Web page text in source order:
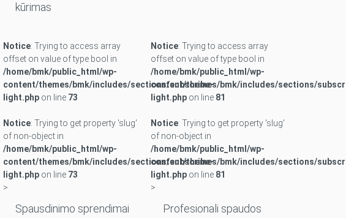
kūrimas
Notice: Trying to access array
offset on value of type bool in
/home/bmk/public_html/wp-
content/themes/bmk/includes/sections/subscribe-
light.phpon line 73
Notice: Trying to get property 'slug'
of non-object in
/home/bmk/public_html/wp-
content/themes/bmk/includes/sections/subscribe-
light.phpon line 73
>
Spausdinimo sprendimai
Notice: Trying to access array
offset on value of type bool in
/home/bmk/public_html/wp-
content/themes/bmk/includes/sections/
light.php on line 81
Notice: Trying to get property 'slug'
of non-object in
/home/bmk/public_html/wp-
content/themes/bmk/includes/sections/
light.php on line 81
>
Profesionali spaudos